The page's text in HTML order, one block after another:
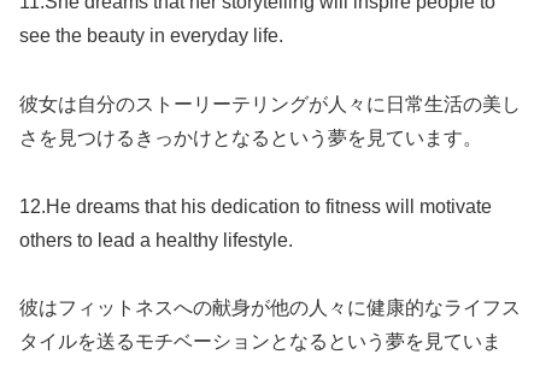
see the beauty in everyday life.
彼女は自分のストーリーテリングが人々に日常生活の美し
さを見つけるきっかけとなるという夢を見ています。
12.He dreams that his dedication to fitness will motivate
others to lead a healthy lifestyle.
彼はフィットネスへの献身が他の人々に健康的なライフス
タイルを送るモチベーションとなるという夢を見ていま